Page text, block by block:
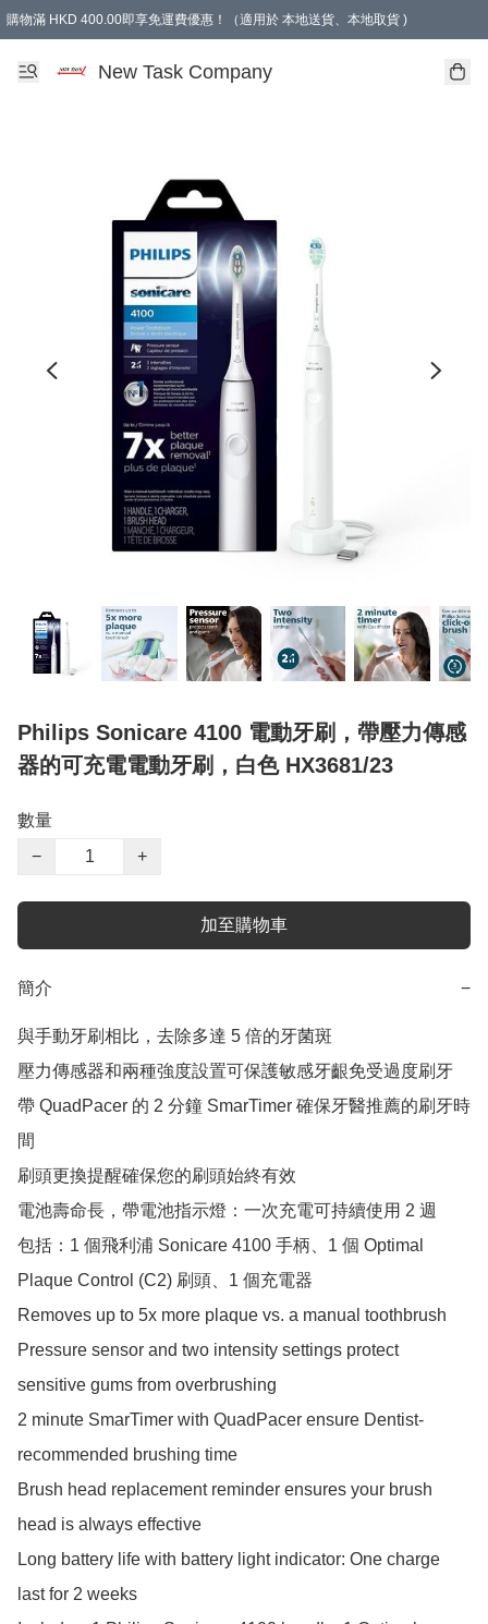
購物滿 HKD 400.00即享免運費優惠！（適用於 本地送貨、本地取貨 )
New Task Company
Philips Sonicare 4100 電動牙刷，帶壓力傳感
器的可充電電動牙刷，白色 HX3681/23
數量
−
+
加至購物車
簡介 −
與手動牙刷相比，去除多達 5 倍的牙菌斑
壓力傳感器和兩種強度設置可保護敏感牙齦免受過度刷牙
帶 QuadPacer 的 2 分鐘 SmarTimer 確保牙醫推薦的刷牙時
間
刷頭更換提醒確保您的刷頭始終有效
電池壽命長，帶電池指示燈：一次充電可持續使用 2 週
包括：1 個飛利浦 Sonicare 4100 手柄、1 個 Optimal
Plaque Control (C2) 刷頭、1 個充電器
Removes up to 5x more plaque vs. a manual toothbrush
Pressure sensor and two intensity settings protect
sensitive gums from overbrushing
2 minute SmarTimer with QuadPacer ensure Dentist-
recommended brushing time
Brush head replacement reminder ensures your brush
head is always effective
Long battery life with battery light indicator: One charge
last for 2 weeks